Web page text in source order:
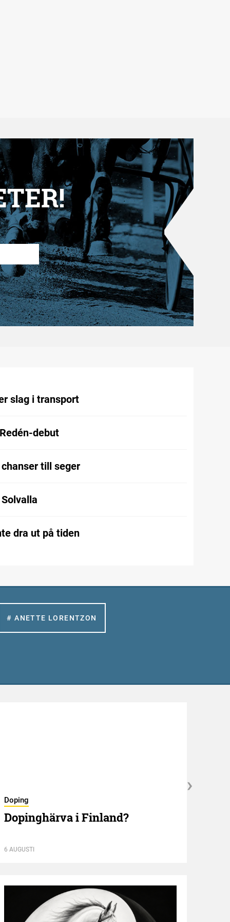
slag i transport
debut
till seger
dra ut på tiden
# ANETTE LORENTZON
Doping
Dopinghärva i Finland?
6 AUGUSTI